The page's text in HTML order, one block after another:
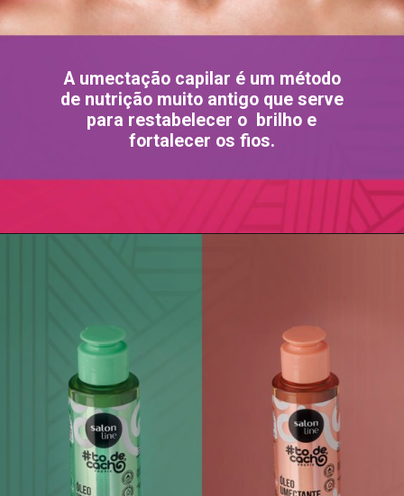
A umectação capilar é um método
de nutrição muito antigo que serve
para restabelecer o brilho e
fortalecer os fios.